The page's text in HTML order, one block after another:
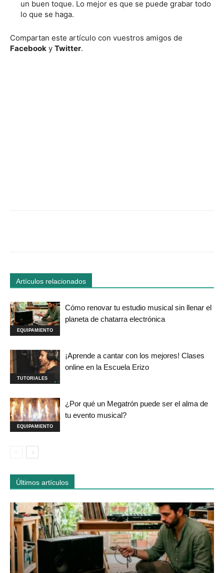
un buen toque. Lo mejor es que se puede grabar todo
lo que se haga.
Compartan este artículo con vuestros amigos de
Facebook y Twitter.
Artículos relacionados
EQUIPAMIENTO
Cómo renovar tu estudio musical sin llenar el
planeta de chatarra electrónica
TUTORIALES
¡Aprende a cantar con los mejores! Clases
online en la Escuela Erizo
EQUIPAMIENTO
¿Por qué un Megatrón puede ser el alma de
tu evento musical?
Últimos artículos